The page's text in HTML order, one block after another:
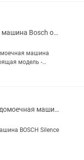
Посудомоечная машина Bosch отдельно стоящая
машина
модель -
Продается посудомоечная машина BOSCH Silence Plus Serie 2
BOSCH Silence